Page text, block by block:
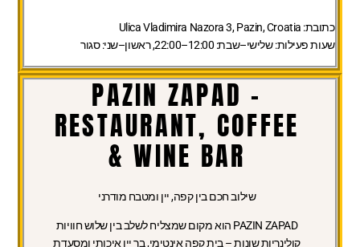
כתובת:
שעות פעילות:שלישי–שבת: 12:00–22:00, ראשון–שני: סגור
PAZIN ZAPAD –
RESTAURANT, COFFEE
& WINE BAR
שילוב חכם בין קפה, יין ומטבח מודרני
PAZIN ZAPAD הוא מקום שמצליח לשלב בין שלוש חוויות
קולינריות שונות – בית קפה אינטימי, בר יין איכותי ומסעדת